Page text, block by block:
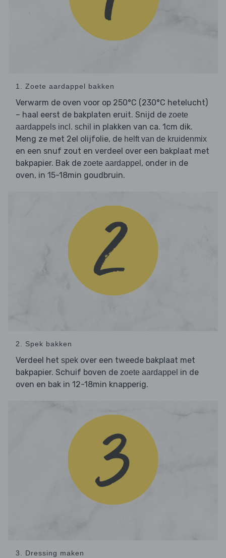
1. Zoete aardappel bakken
Verwarm de oven voor op 250°C (230°C hetelucht)
– haal eerst de bakplaten eruit. Snijd de zoete
aardappels incl. schil in plakken van ca. 1cm dik.
Meng ze met 2el olijfolie, de helft van de kruidenmix
en een snuf zout en verdeel over een bakplaat met
bakpapier. Bak de zoete aardappel , onder in de
oven, in 15-18min goudbruin.
2. Spek bakken
Verdeel het spek over een tweede bakplaat met
bakpapier. Schuif boven de zoete aardappel in de
oven en bak in 12-18min knapperig.
3. Dressing maken